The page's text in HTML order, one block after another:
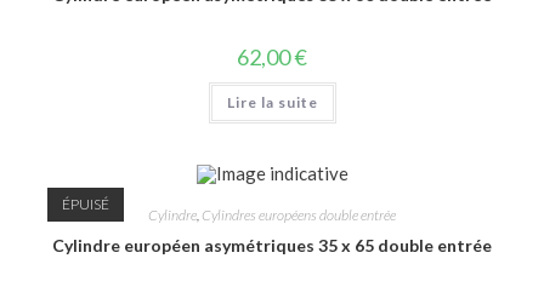
62,00€
Lire la suite
ÉPUISÉ
Cylindre, Cylindres européens double entrée
Cylindre européen asymétriques 35 x 65 double entrée